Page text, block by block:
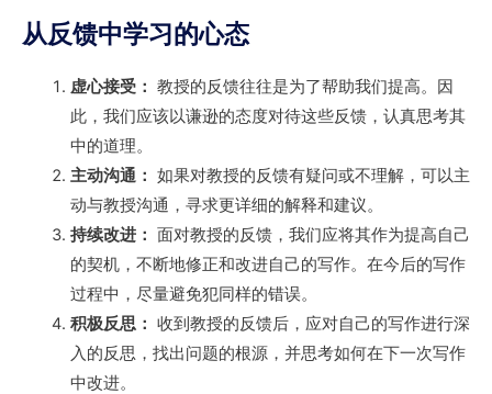
从反馈中学习的心态
虚心接受： 教授的反馈往往是为了帮助我们提高。因
此，我们应该以谦逊的态度对待这些反馈，认真思考其
中的道理。
主动沟通： 如果对教授的反馈有疑问或不理解，可以主
动与教授沟通，寻求更详细的解释和建议。
持续改进： 面对教授的反馈，我们应将其作为提高自己
的契机，不断地修正和改进自己的写作。在今后的写作
过程中，尽量避免犯同样的错误。
积极反思： 收到教授的反馈后，应对自己的写作进行深
入的反思，找出问题的根源，并思考如何在下一次写作
中改进。